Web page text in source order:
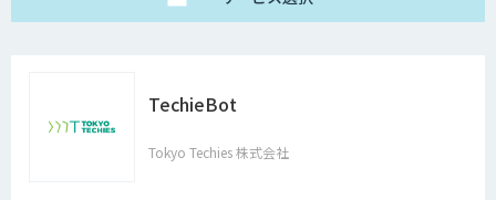
TechieBot
Tokyo Techies 株式会社